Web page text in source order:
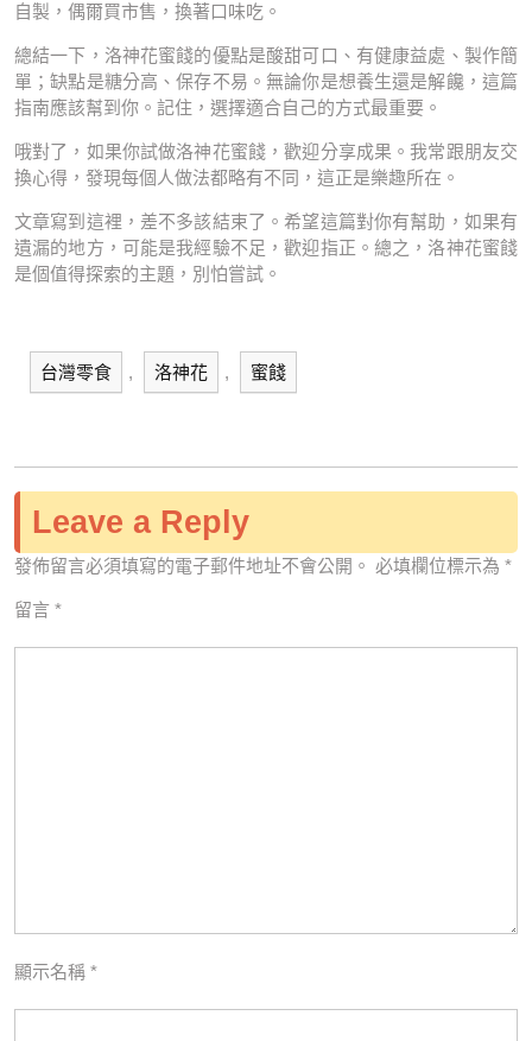
自製，偶爾買市售，換著口味吃。
總結一下，洛神花蜜餞的優點是酸甜可口、有健康益處、製作簡
單；缺點是糖分高、保存不易。無論你是想養生還是解饞，這篇
指南應該幫到你。記住，選擇適合自己的方式最重要。
哦對了，如果你試做洛神花蜜餞，歡迎分享成果。我常跟朋友交
換心得，發現每個人做法都略有不同，這正是樂趣所在。
文章寫到這裡，差不多該結束了。希望這篇對你有幫助，如果有
遺漏的地方，可能是我經驗不足，歡迎指正。總之，洛神花蜜餞
是個值得探索的主題，別怕嘗試。
台灣零食 , 洛神花 , 蜜餞
Leave a Reply
發佈留言必須填寫的電子郵件地址不會公開。 必填欄位標示為 *
留言 *
顯示名稱 *